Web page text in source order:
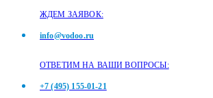
ЖДЕМ ЗАЯВОК:
info@vodoo.ru
ОТВЕТИМ НА ВАШИ ВОПРОСЫ:
+7 (495) 155-01-21